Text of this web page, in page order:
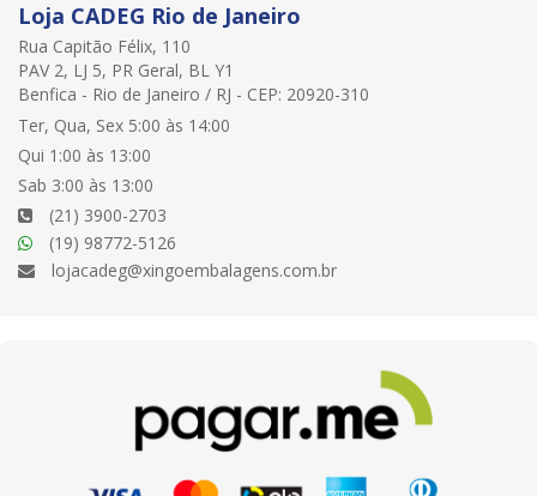
Loja CADEG Rio de Janeiro
Rua Capitão Félix, 110
PAV 2, LJ 5, PR Geral, BL Y1
Benfica - Rio de Janeiro / RJ - CEP: 20920-310
Ter, Qua, Sex 5:00 às 14:00
Qui 1:00 às 13:00
Sab 3:00 às 13:00
(21) 3900-2703
(19) 98772-5126
lojacadeg@xingoembalagens.com.br